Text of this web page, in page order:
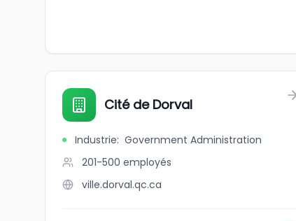
Cité de Dorval
Industrie: Government Administration
201-500 employés
ville.dorval.qc.ca